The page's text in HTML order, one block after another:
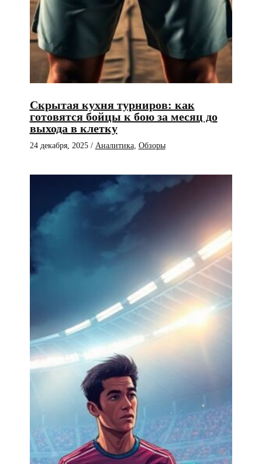
Скрытая кухня турниров: как
готовятся бойцы к бою за месяц до
выхода в клетку
24 декабря, 2025 / Аналитика, Обзоры